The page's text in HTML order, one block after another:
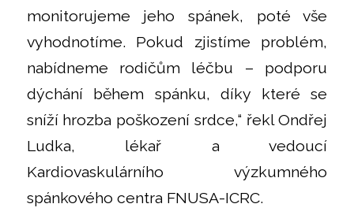
monitorujeme jeho spánek, poté vše
vyhodnotíme. Pokud zjistíme problém,
nabídneme rodičům léčbu – podporu
dýchání během spánku, díky které se
sníží hrozba poškození srdce,“ řekl Ondřej
Ludka, lékař a vedoucí
Kardiovaskulárního výzkumného
spánkového centra FNUSA-ICRC.